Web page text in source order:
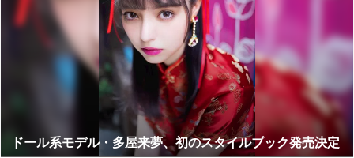
ドール系モデル・多屋来夢、初のスタイルブック発売決定